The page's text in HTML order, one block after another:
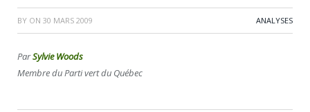
BY ON 30 MARS 2009 ANALYSES
ParSylvie Woods
Membre du Parti vert du Québec